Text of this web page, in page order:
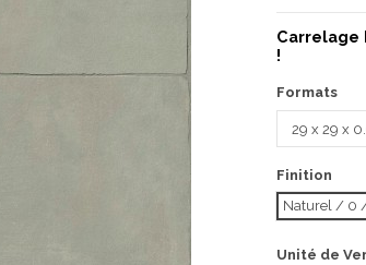
Carrelage
!
Formats
Finition
Naturel / 0
Unité de